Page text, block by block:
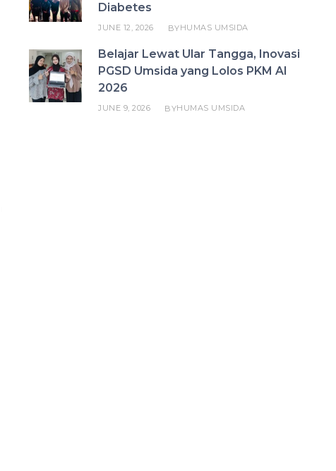
Diabetes
JUNE 12, 2026 BYHUMAS UMSIDA
Belajar Lewat Ular Tangga, Inovasi
PGSD Umsida yang Lolos PKM AI
2026
JUNE 9, 2026 BYHUMAS UMSIDA